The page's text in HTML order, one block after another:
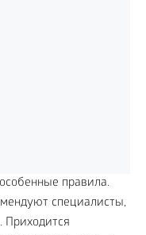
правила.
специалисты,
Приходится